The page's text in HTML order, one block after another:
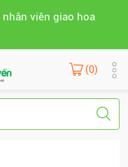
viên giao hoa
(0)